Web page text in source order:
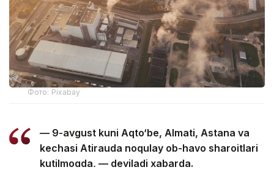
Фото: Pixabay
— 9-avgust kuni Aqto‘be, Almati, Astana va
kechasi Atirauda noqulay ob-havo sharoitlari
kutilmoqda, — deyiladi xabarda.